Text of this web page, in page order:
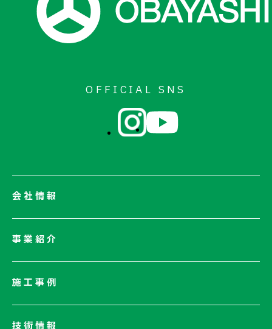
OFFICIAL SNS
会社情報
会社情報一覧
事業紹介
施工事例